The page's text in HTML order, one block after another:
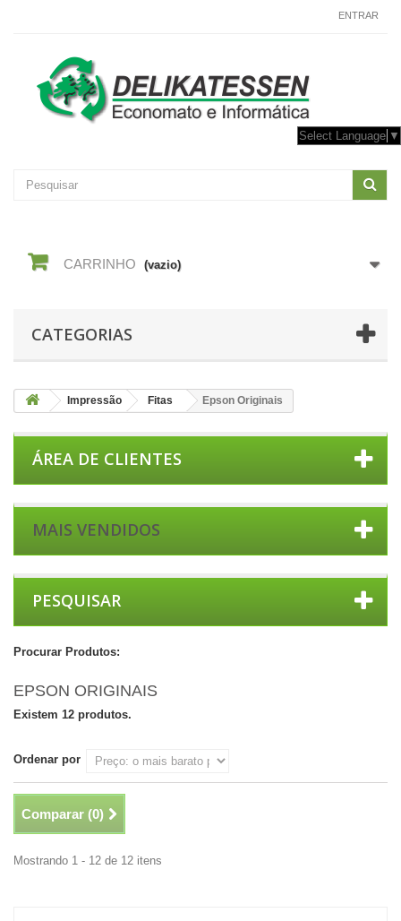
ENTRAR
Select Language ▼
CARRINHO (vazio)
CATEGORIAS
Impressão Fitas Epson Originais
ÁREA DE CLIENTES
MAIS VENDIDOS
PESQUISAR
Procurar Produtos:
EPSON ORIGINAIS
Existem 12 produtos.
Ordenar por
Comparar (0)
Mostrando 1 - 12 de 12 itens